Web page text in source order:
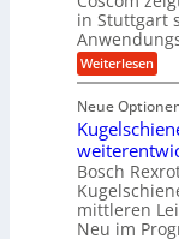
e
f
ü
r
r
a
u
e
U
m
s
e
i
n
g
a
n
g
h
t
i
g
e
r
a
l
s
M
a
s
c
h
i
e
b
e
f
r
p
r
ä
z
i
s
e
s
i
o
n
f
r
A
u
t
o
m
o
t
in Stuttgart
Weiterlesen:
D
g
i
t
a
l
e
r
W
Neue
Bosch
mittleren
Neu im